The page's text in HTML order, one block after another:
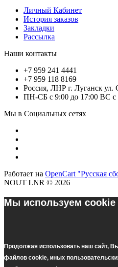
Личный Кабинет
История заказов
Закладки
Рассылка
Наши контакты
+7 959 241 4441
+7 959 118 8169
Россия, ЛНР г. Луганск
ПН-СБ с 9:00 до 17:00 ВС с
Мы в Социальных сетях
Работает на OpenCart "Русская
NOUT LNR © 2026
Мы используем cookie
Продолжая использовать наш cайт,
файлов cookie, иных